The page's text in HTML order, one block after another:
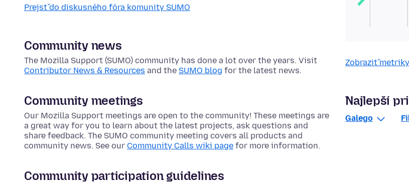
Prejsť do diskusného fóra komunity SUMO
Community news
The Mozilla Support (SUMO) community has done a lot over the years. Visit
Contributor News & Resources and the SUMO blog for the latest news.
Community meetings
Our Mozilla Support meetings are open to the community! These meetings are
a great way for you to learn about the latest projects, ask questions and
share feedback. The SUMO community meeting covers all products and
community news. See our Community Calls wiki page for more information.
Community participation guidelines
Zobraziť
Najlepší
Galego